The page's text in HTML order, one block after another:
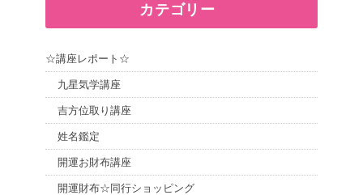
カテゴリー
☆講座レポート☆
九星気学講座
吉方位取り講座
姓名鑑定
開運お財布講座
開運財布☆同行ショッピング